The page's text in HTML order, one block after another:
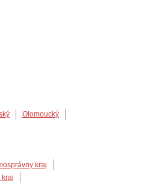
Olomoucký
kraj
kraj